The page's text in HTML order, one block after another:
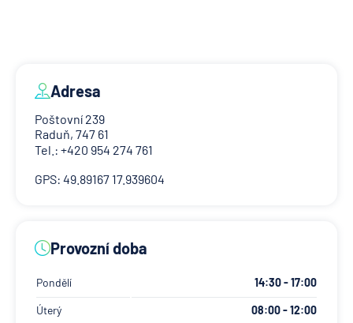
Adresa
Poštovní 239
Raduň, 747 61
Tel.: +420 954 274 761
GPS: 49.89167 17.939604
Provozní doba
Pondělí 14:30 - 17:00
Úterý 08:00 - 12:00